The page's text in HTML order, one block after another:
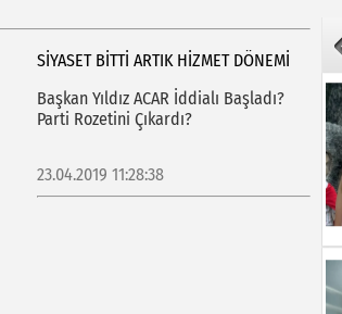
SİYASET BİTTİ ARTIK HİZMET DÖNEMİ
Başkan Yıldız ACAR İddialı Başladı?
Parti Rozetini Çıkardı?
23.04.2019 11:28:38